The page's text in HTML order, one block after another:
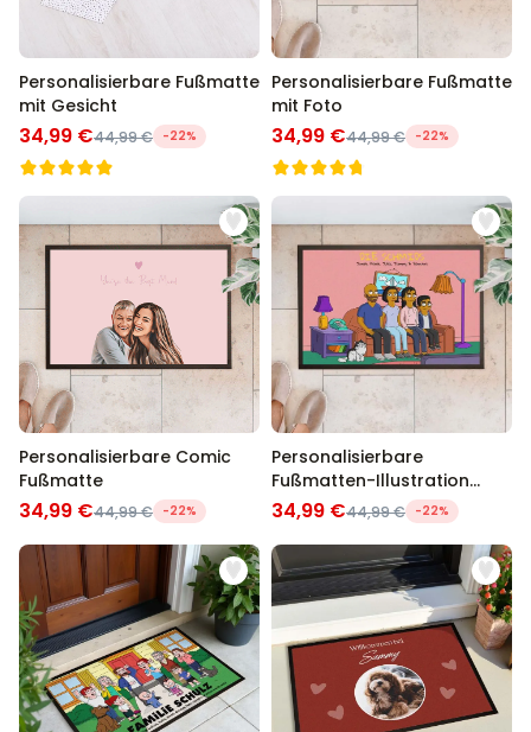
Personalisierbare Fußmatte
mit Gesicht
34,99 €44,99 € -22%
Personalisierbare Fußmatte
mit Foto
34,99 €44,99 € -22%
Personalisierbare Comic
Fußmatte
34,99 €44,99 € -22%
Personalisierbare
Fußmatten-Illustration
Cartoon Familie
34,99 €44,99 € -22%